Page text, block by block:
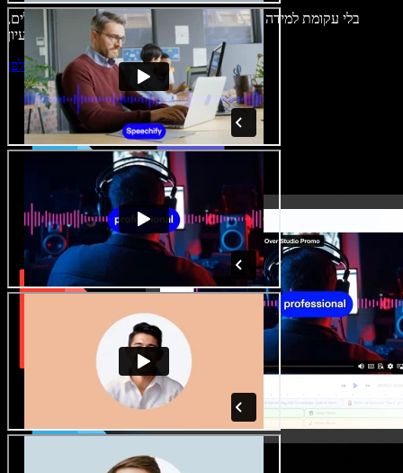
בלי עקומת למידה – הכול זמין בדפדפן. יוצרי תוכן כבר לא מוגבלים,
התחילו ליצור באולפן